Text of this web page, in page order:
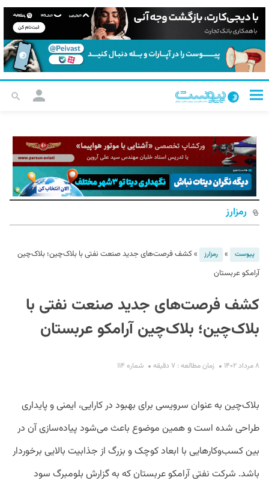
رمزارز
پیوست » رمزارز »کشف فرصت‌های جدید صنعت نفتی با بلاک‌چین؛‌ بلاک‌چین
آرامکو عربستان
کشف فرصت‌های جدید صنعت نفتی با
بلاک‌چین؛‌ بلاک‌چین آرامکو عربستان
۸ مرداد ۱۴۰۲ زمان مطالعه : ۷ دقیقه شماره ۱۱۴
بلاک‌چین به عنوان سرویسی برای بهبود در کارایی، ایمنی و پایداری
طراحی شده است و همین موضوع باعث می‌شود پیاده‌سازی آن در
بین کسب‌وکارهایی با ابعاد کوچک و بزرگ از جذابیت بالایی برخوردار
باشد. شرکت نفتی آرامکو عربستان که به گزارش بلومبرگ سود